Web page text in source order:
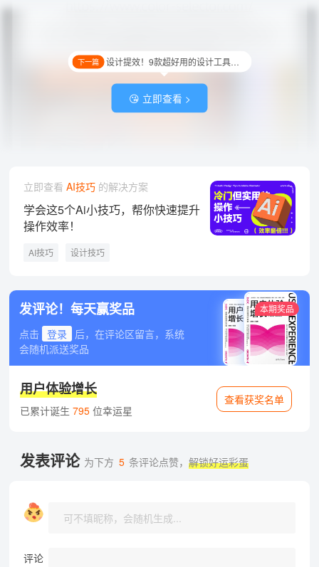
😘 立即查看 >
下一篇 设计提效！9款超好用的设计工具合集
立即查看 AI技巧的解决方案
学会这5个Ai小技巧，帮你快速提升
操作效率！
AI技巧 设计技巧
发评论！每天赢奖品
点击 登录
后，在评论区留言，系统
会随机派送奖品
本期奖品
用户体验增长
已累计诞生 795位幸运星
查看获奖名单
发表评论 为下方 5 条评论点赞，解锁好运彩蛋
评论